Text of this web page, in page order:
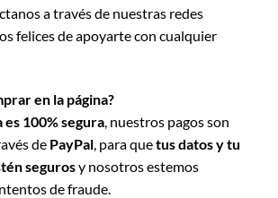
a través de nuestras redes
felices de apoyarte con cualquier
en la página?
100% segura , nuestros pagos son
de PayPal , para quetus datos y tu
segurosy nosotros estemos
de fraude.